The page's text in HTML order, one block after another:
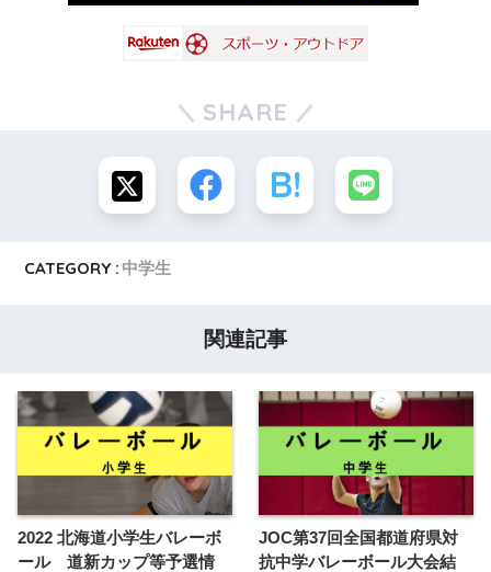
SHARE
CATEGORY : 中学生
関連記事
2022 北海道小学生バレーボ
ール 道新カップ等予選情
JOC第37回全国都道府県対
抗中学バレーボール大会結